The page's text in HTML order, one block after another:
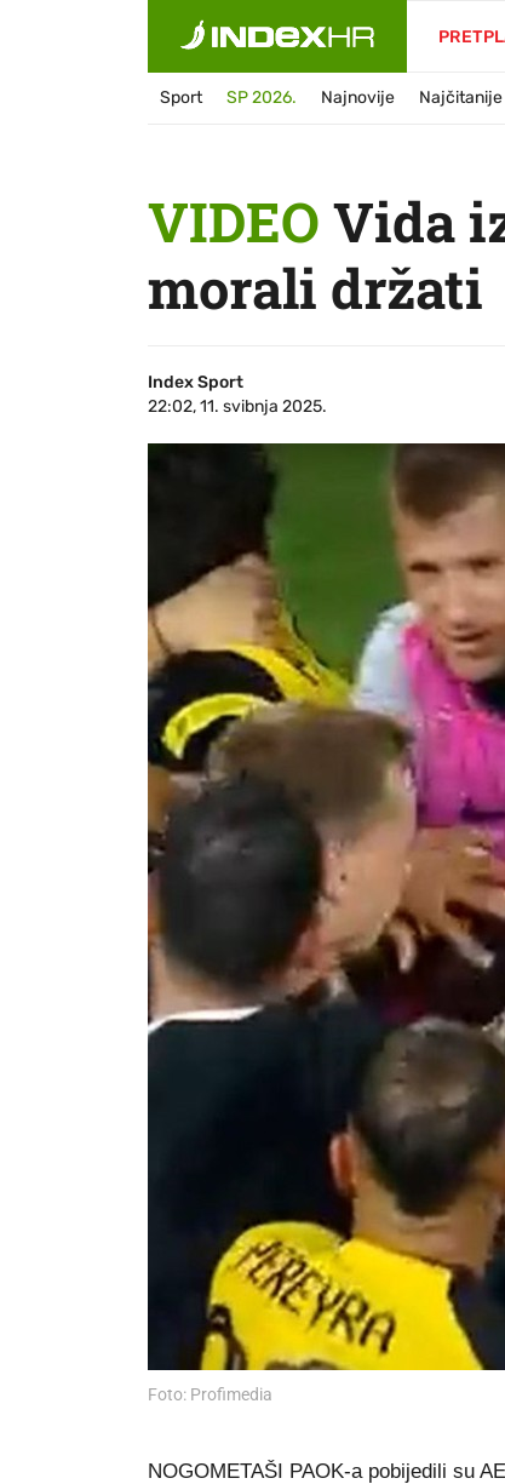
Sport SP 2026. Najnovije Najčitanije
VIDEO Vida
morali držati
Index Sport
22:02, 11. svibnja 2025.
Foto: Profimedia
NOGOMETAŠI PAOK-a pobijedili su